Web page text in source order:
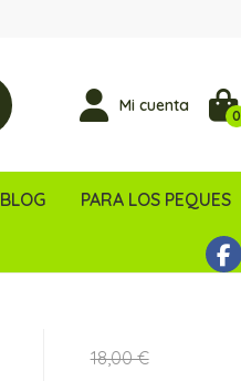
Mi cuenta
0
BLOG PARA LOS PEQUES
18,00 €